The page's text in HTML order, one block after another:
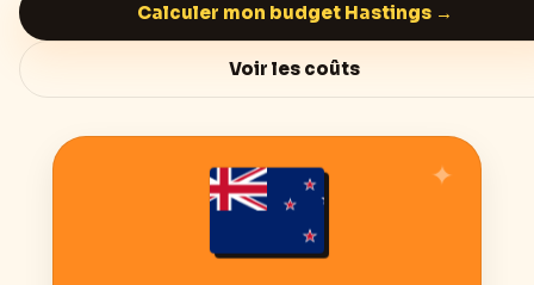
Calculer mon budget Hastings→
Voir les coûts